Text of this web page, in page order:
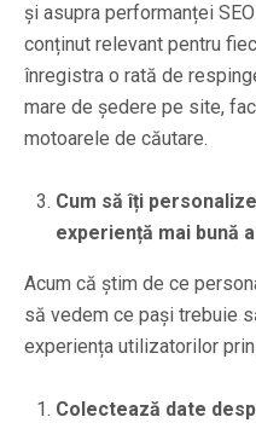
și asupra performanței
conținut relevant pentru
înregistra o rată de
mare de ședere pe site,
motoarele de căutare.
Cum să îți
experiență mai bună
Acum că știm de ce
să vedem ce pași trebuie
experiența utilizatorilor
Colectează date